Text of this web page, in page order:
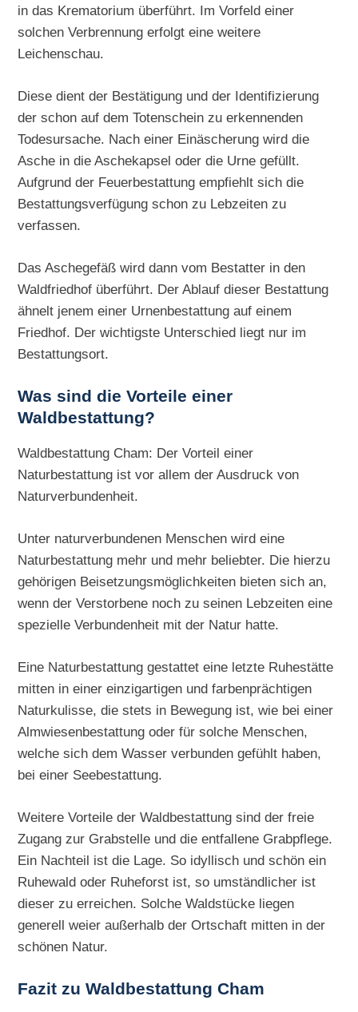
in das Krematorium überführt. Im Vorfeld einer
solchen Verbrennung erfolgt eine weitere
Leichenschau.
Diese dient der Bestätigung und der Identifizierung
der schon auf dem Totenschein zu erkennenden
Todesursache. Nach einer Einäscherung wird die
Asche in die Aschekapsel oder die Urne gefüllt.
Aufgrund der Feuerbestattung empfiehlt sich die
Bestattungsverfügung schon zu Lebzeiten zu
verfassen.
Das Aschegefäß wird dann vom Bestatter in den
Waldfriedhof überführt. Der Ablauf dieser Bestattung
ähnelt jenem einer Urnenbestattung auf einem
Friedhof. Der wichtigste Unterschied liegt nur im
Bestattungsort.
Was sind die Vorteile einer
Waldbestattung?
Waldbestattung Cham: Der Vorteil einer
Naturbestattung ist vor allem der Ausdruck von
Naturverbundenheit.
Unter naturverbundenen Menschen wird eine
Naturbestattung mehr und mehr beliebter. Die hierzu
gehörigen Beisetzungsmöglichkeiten bieten sich an,
wenn der Verstorbene noch zu seinen Lebzeiten eine
spezielle Verbundenheit mit der Natur hatte.
Eine Naturbestattung gestattet eine letzte Ruhestätte
mitten in einer einzigartigen und farbenprächtigen
Naturkulisse, die stets in Bewegung ist, wie bei einer
Almwiesenbestattung oder für solche Menschen,
welche sich dem Wasser verbunden gefühlt haben,
bei einer Seebestattung.
Weitere Vorteile der Waldbestattung sind der freie
Zugang zur Grabstelle und die entfallene Grabpflege.
Ein Nachteil ist die Lage. So idyllisch und schön ein
Ruhewald oder Ruheforst ist, so umständlicher ist
dieser zu erreichen. Solche Waldstücke liegen
generell weier außerhalb der Ortschaft mitten in der
schönen Natur.
Fazit zu Waldbestattung Cham